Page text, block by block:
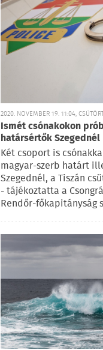
2020. NOVEMBER 19. 11:04,
Ismét csónakokon
határsértők Szegednél
Két csoport is
magyar-szerb határt
Szegednél, a Tiszán
- tájékoztatta a
Rendőr-főkapitányság